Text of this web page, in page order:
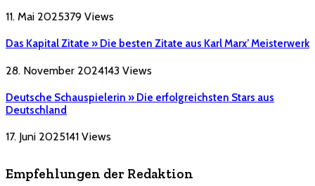
11. Mai 2025379 Views
Das Kapital Zitate » Die besten Zitate aus Karl Marx’ Meisterwerk
28. November 2024143 Views
Deutsche Schauspielerin » Die erfolgreichsten Stars aus
Deutschland
17. Juni 2025141 Views
Empfehlungen der Redaktion